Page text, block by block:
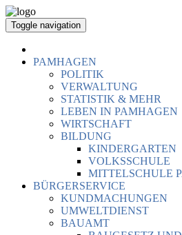
Toggle navigation
PAMHAGEN
POLITIK
VERWALTUNG
STATISTIK & MEHR
LEBEN IN PAMHAGEN
WIRTSCHAFT
BILDUNG
KINDERGARTEN
VOLKSSCHULE
MITTELSCHULE
BÜRGERSERVICE
KUNDMACHUNGEN
UMWELTDIENST
BAUAMT